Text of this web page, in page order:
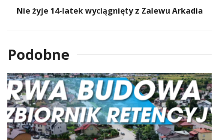
Nie żyje 14-latek wyciągnięty z Zalewu Arkadia
Podobne